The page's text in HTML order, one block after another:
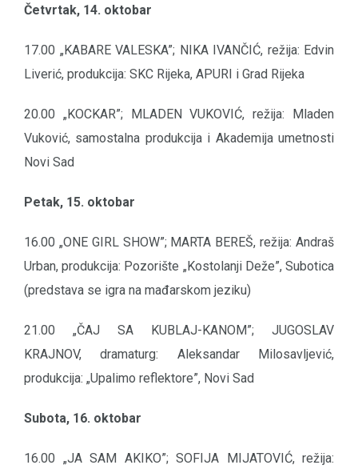
Četvrtak, 14. oktobar
17.00 „KABARE VALESKA”; NIKA IVANČIĆ, režija: Edvin
Liverić, produkcija: SKC Rijeka, APURI i Grad Rijeka
20.00 „KOCKAR”; MLADEN VUKOVIĆ, režija: Mladen
Vuković, samostalna produkcija i Akademija umetnosti
Novi Sad
Petak, 15. oktobar
16.00 „ONE GIRL SHOW”; MARTA BEREŠ, režija: Andraš
Urban, produkcija: Pozorište „Kostolanji Deže”, Subotica
(predstava se igra na mađarskom jeziku)
21.00 „ČAJ SA KUBLAJ-KANOM”; JUGOSLAV
KRAJNOV, dramaturg: Aleksandar Milosavljević,
produkcija: „Upalimo reflektore”, Novi Sad
Subota, 16. oktobar
16.00 „JA SAM AKIKO”; SOFIJA MIJATOVIĆ, režija: